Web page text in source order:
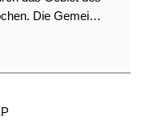
Die Gemei…